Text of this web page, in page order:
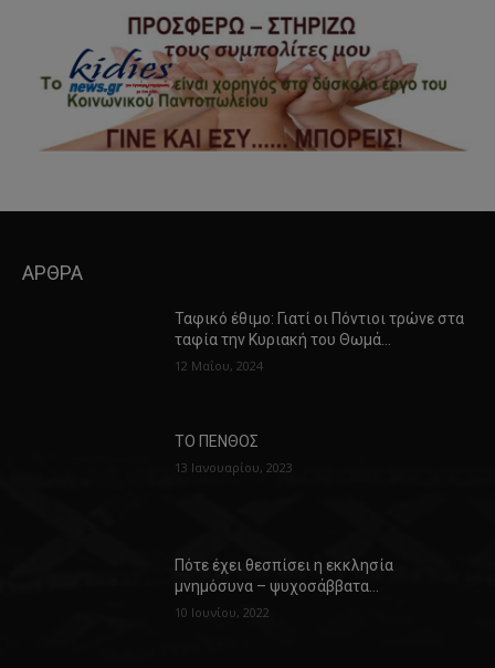
ΑΡΘΡΑ
Ταφικό έθιμο: Γιατί οι Πόντιοι τρώνε στα
ταφία την Κυριακή του Θωμά…
12 Μαΐου, 2024
ΤΟ ΠΕΝΘΟΣ
13 Ιανουαρίου, 2023
Πότε έχει θεσπίσει η εκκλησία
μνημόσυνα – ψυχοσάββατα…
10 Ιουνίου, 2022